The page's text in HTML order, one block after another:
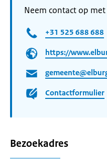
Neem contact op
+31 525 688 688
https://
Contactformulier
Bezoekadres